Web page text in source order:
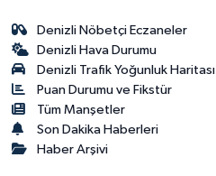
Denizli Nöbetçi Eczaneler
Denizli Hava Durumu
Denizli Trafik Yoğunluk Haritası
Puan Durumu ve Fikstür
Tüm Manşetler
Son Dakika Haberleri
Haber Arşivi